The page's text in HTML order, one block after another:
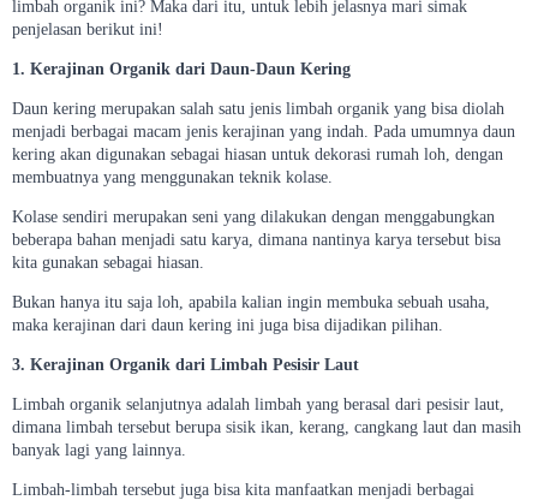
limbah organik ini? Maka dari itu, untuk lebih jelasnya mari simak
penjelasan berikut ini!
1. Kerajinan Organik dari Daun-Daun Kering
Daun kering merupakan salah satu jenis limbah organik yang bisa diolah
menjadi berbagai macam jenis kerajinan yang indah. Pada umumnya daun
kering akan digunakan sebagai hiasan untuk dekorasi rumah loh, dengan
membuatnya yang menggunakan teknik kolase.
Kolase sendiri merupakan seni yang dilakukan dengan menggabungkan
beberapa bahan menjadi satu karya, dimana nantinya karya tersebut bisa
kita gunakan sebagai hiasan.
Bukan hanya itu saja loh, apabila kalian ingin membuka sebuah usaha,
maka kerajinan dari daun kering ini juga bisa dijadikan pilihan.
3. Kerajinan Organik dari Limbah Pesisir Laut
Limbah organik selanjutnya adalah limbah yang berasal dari pesisir laut,
dimana limbah tersebut berupa sisik ikan, kerang, cangkang laut dan masih
banyak lagi yang lainnya.
Limbah-limbah tersebut juga bisa kita manfaatkan menjadi berbagai